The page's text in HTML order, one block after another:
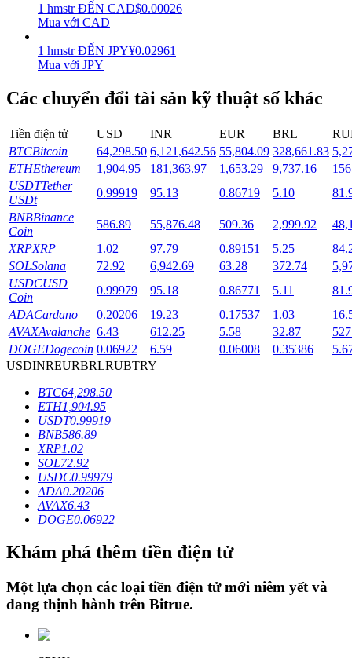
Lợi nhuận cao và truy cập ngay lập tức
Launchpool
Đặt cọc linh hoạt để kiếm được các token phổ biến.
Khóa BTR
Khoản vay
1 hmstr ĐẾN CAD$0.00026
Mua với CAD
1 hmstr ĐẾN JPY¥0.02961
Mua với JPY
Các chuyển đổi tài sản kỹ thuật số khác
Tiền điện tử USD INR EUR BRL
BTCBitcoin 64,298.50 6,121,642.56 55,804.09 328,661.83
ETHEthereum 1,904.95 181,363.97 1,653.29 9,737.16
USDTTether
USDt
0.99919 95.13 0.86719 5.10
BNBBinance
Coin
586.89 55,876.48 509.36 2,999.92
XRPXRP 1.02 97.79 0.89151 5.25
SOLSolana 72.92 6,942.69 63.28 372.74
USDCUSD
Coin
0.99979 95.18 0.86771 5.11
ADACardano 0.20206 19.23 0.17537 1.03
AVAXAvalanche 6.43 612.25 5.58 32.87
DOGEDogecoin 0.06922 6.59 0.06008 0.35386
USDINREURBRLRUBTRY
BTC64,298.50
ETH1,904.95
USDT0.99919
BNB586.89
XRP1.02
SOL72.92
USDC0.99979
ADA0.20206
AVAX6.43
DOGE0.06922
Khám phá thêm tiền điện tử
Một lựa chọn các loại tiền điện tử mới niêm yết và
đang thịnh hành trên Bitrue.